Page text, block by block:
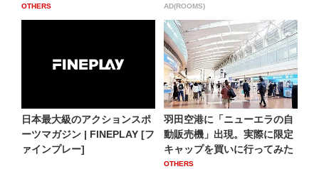
OTHERS AD(ROOMS)
日本最大級のアクションスポ
ーツマガジン | FINEPLAY [フ
ァインプレー]
羽田空港に「ニューエラの自
動販売機」出現。実際に限定
キャップを買いに行ってみた
OTHERS